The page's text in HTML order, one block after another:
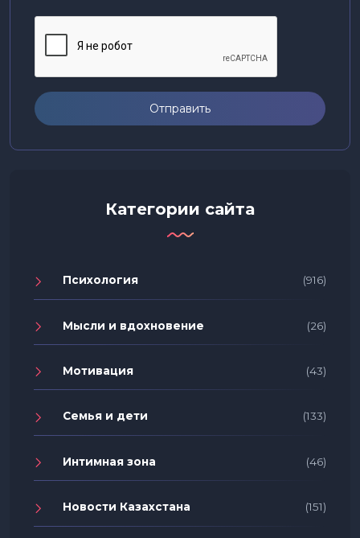
Отправить
Категории сайта
Психология (916)
Мысли и вдохновение (26)
Мотивация (43)
Семья и дети (133)
Интимная зона (46)
Новости Казахстана (151)